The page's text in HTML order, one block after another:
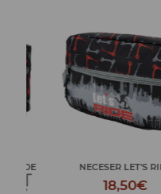
NECESER LET'S RIDE
18,50€